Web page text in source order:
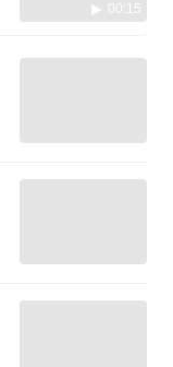
00:15